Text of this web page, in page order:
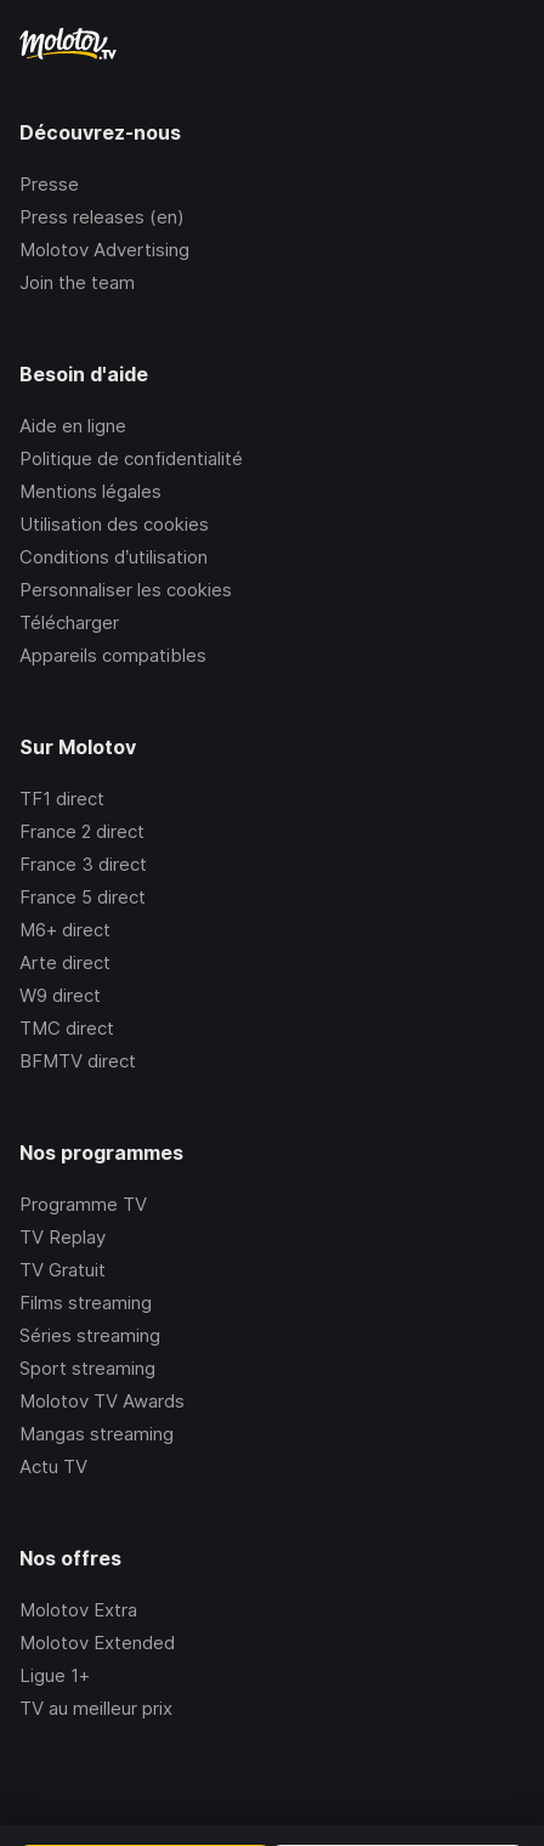
Découvrez-nous
Presse
Press releases (en)
Molotov Advertising
Join the team
Besoin d'aide
Aide en ligne
Politique de confidentialité
Mentions légales
Utilisation des cookies
Conditions d’utilisation
Personnaliser les cookies
Télécharger
Appareils compatibles
Sur Molotov
TF1 direct
France 2 direct
France 3 direct
France 5 direct
M6+ direct
Arte direct
W9 direct
TMC direct
BFMTV direct
Nos programmes
Programme TV
TV Replay
TV Gratuit
Films streaming
Séries streaming
Sport streaming
Molotov TV Awards
Mangas streaming
Actu TV
Nos offres
Molotov Extra
Molotov Extended
Ligue 1+
TV au meilleur prix